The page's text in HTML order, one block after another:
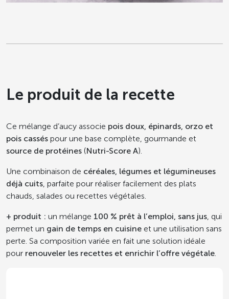
Le produit de la recette
Ce mélange d’aucy associe pois doux, épinards, orzo et
pois cassés pour une base complète, gourmande et
source de protéines (Nutri-Score A).
Une combinaison de céréales, légumes et légumineuses
déjà cuits, parfaite pour réaliser facilement des plats
chauds, salades ou recettes végétales.
+ produit : un mélange 100 % prêt à l’emploi, sans jus, qui
permet un gain de temps en cuisine et une utilisation sans
perte. Sa composition variée en fait une solution idéale
pour renouveler les recettes et enrichir l’offre végétale.